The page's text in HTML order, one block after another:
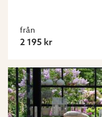
från
2 195 kr